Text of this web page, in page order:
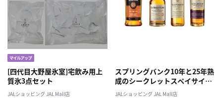
[四代目大野屋氷室]宅飲み用上
質氷3点セット
JALショッピング JAL Mall店
スプリングバンク10年と25年熟
成のシークレットスペイサイド
コレクション
JALショッピング JAL Mall店